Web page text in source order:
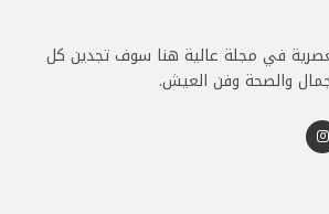
في مجلة عالية هنا سوف تجدين كل
والصحة وفن العيش.